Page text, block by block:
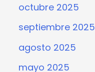
octubre 2025
septiembre 2025
agosto 2025
mayo 2025